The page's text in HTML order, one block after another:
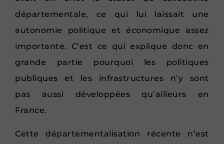
départementale, ce qui lui laissait une
autonomie politique et économique assez
importante. C’est ce qui explique donc en
grande partie pourquoi les politiques
publiques et les infrastructures n’y sont
pas aussi développées qu’ailleurs en
France.
Cette départementalisation récente n’est